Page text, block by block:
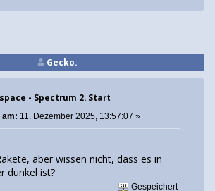
Gecko.
- Spectrum 2. Start
am: 11. Dezember 2025, 13:57:07 »
aber wissen nicht, dass es in
dunkel ist?
Gespeichert